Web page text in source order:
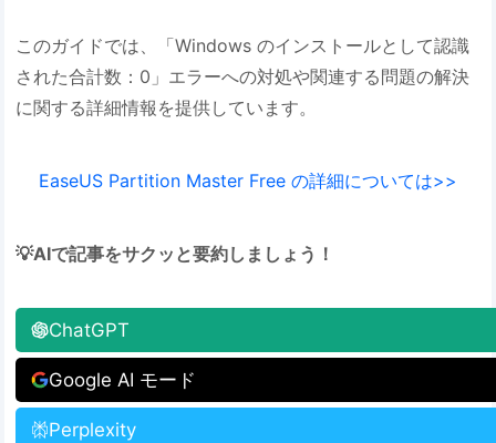
このガイドでは、「Windows のインストールとして認識
された合計数：0」エラーへの対処や関連する問題の解決
に関する詳細情報を提供しています。
EaseUS Partition Master Free の詳細については>>
💡AIで記事をサクッと要約しましょう！
ChatGPT
Google AI モード
Perplexity